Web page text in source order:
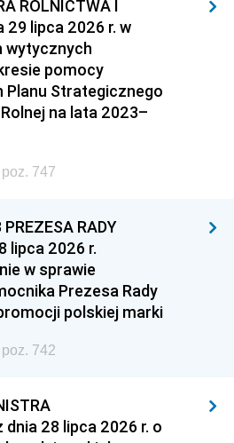
ROLNICTWA I
29 lipca 2026 r. w
wytycznych
pomocy
Planu Strategicznego
na lata 2023–
747
RADY
lipca 2026 r.
w sprawie
Prezesa Rady
polskiej marki
742
dnia 28 lipca 2026 r. o